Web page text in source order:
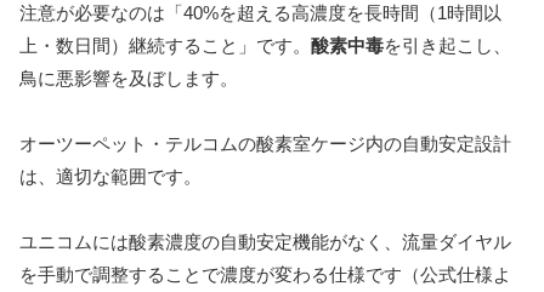
注意が必要なのは「40%を超える高濃度を長時間（1時間以
上・数日間）継続すること」です。 酸素中毒を引き起こし、
鳥に悪影響を及ぼします。
オーツーペット・テルコムの酸素室ケージ内の自動安定設計
は、適切な範囲です。
ユニコムには酸素濃度の自動安定機能がなく、流量ダイヤル
を手動で調整することで濃度が変わる仕様です（公式仕様よ